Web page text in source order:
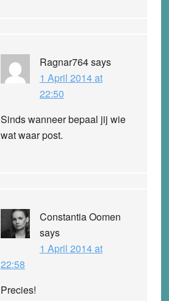
Ragnar764says
1 April 2014 at
22:50
Sinds wanneer bepaal jij wie
wat waar post.
Constantia Oomen
says
1 April 2014 at
22:58
Precies!